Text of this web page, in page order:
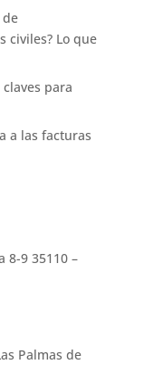
de
civiles? Lo que
para
a las facturas
8-9 35110 –
Palmas de